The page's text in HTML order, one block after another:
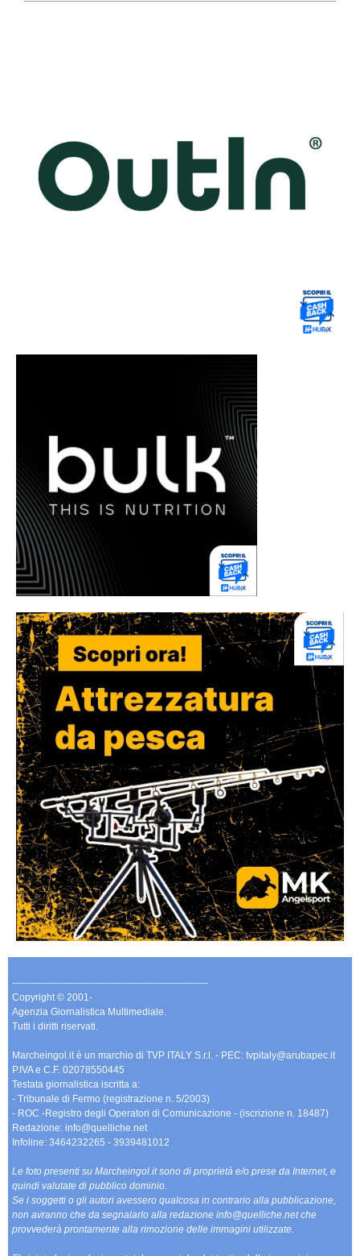
-------------------------------------------------------------
Copyright © 2001-
Agenzia Giornalistica Multimediale.
Tutti i diritti riservati.
Marcheingol.it è un marchio di TVP ITALY S.r.l. - PEC: tvpitaly@arubapec.it
P.IVA e C.F. 02078550445
Testata giornalistica iscritta a:
- Tribunale di Fermo (registrazione n. 5/2003)
- ROC -Registro degli Operatori di Comunicazione - (iscrizione n. 18487)
Redazione: info@quelliche.net
Infoline: 3464232265 - 3939481012
Le foto presenti su Marcheingol.it sono di proprietà e/o prese da Internet, e
quindi valutate di pubblico dominio.
Se i soggetti o gli autori avessero qualcosa in contrario alla pubblicazione,
non avranno che da segnalarlo alla redazione info@quelliche.net che
provvederà prontamente alla rimozione delle immagini utilizzate.